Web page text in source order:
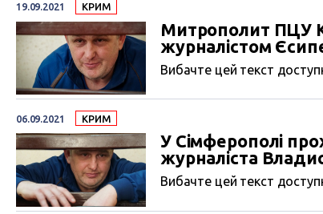
19.09.2021 КРИМ
Митрополит ПЦУ
журналістом
Вибачте цей текст
06.09.2021 КРИМ
У Сімферополі
журналіста
Вибачте цей текст